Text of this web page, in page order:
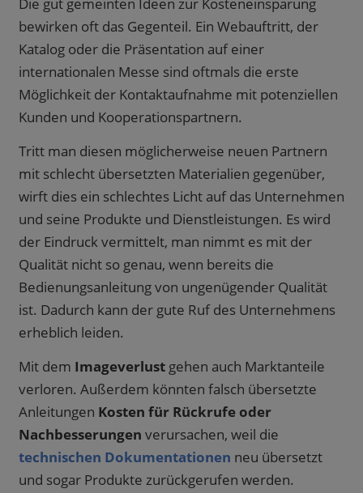
Die gut gemeinten Ideen zur Kosteneinsparung
bewirken oft das Gegenteil. Ein Webauftritt, der
Katalog oder die Präsentation auf einer
internationalen Messe sind oftmals die erste
Möglichkeit der Kontaktaufnahme mit potenziellen
Kunden und Kooperationspartnern.
Tritt man diesen möglicherweise neuen Partnern
mit schlecht übersetzten Materialien gegenüber,
wirft dies ein schlechtes Licht auf das Unternehmen
und seine Produkte und Dienstleistungen. Es wird
der Eindruck vermittelt, man nimmt es mit der
Qualität nicht so genau, wenn bereits die
Bedienungsanleitung von ungenügender Qualität
ist. Dadurch kann der gute Ruf des Unternehmens
erheblich leiden.
Mit dem Imageverlust gehen auch Marktanteile
verloren. Außerdem könnten falsch übersetzte
Anleitungen Kosten für Rückrufe oder
Nachbesserungen verursachen, weil die
technischen Dokumentationen neu übersetzt
und sogar Produkte zurückgerufen werden.